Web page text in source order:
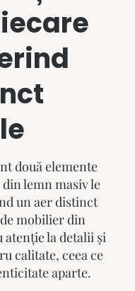
două elemente
lemn masivle
un aer distinct
mobilier din
atenție la detalii și
calitate, ceea ce
aparte.